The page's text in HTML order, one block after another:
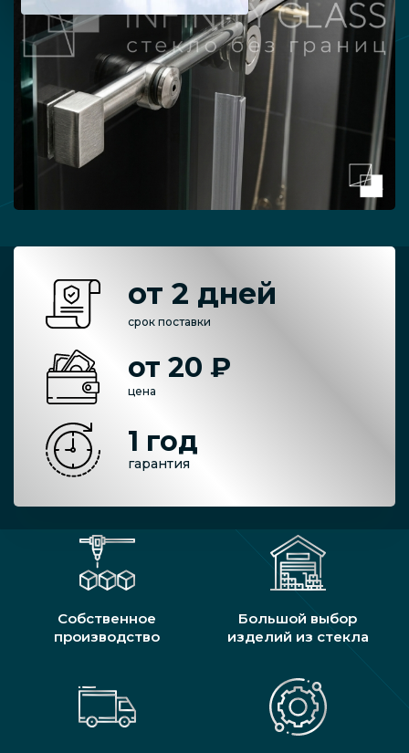
от 2 дней
срок поставки
от 20 ₽
цена
1 год
гарантия
Собственное
производство
Большой выбор
изделий из стекла